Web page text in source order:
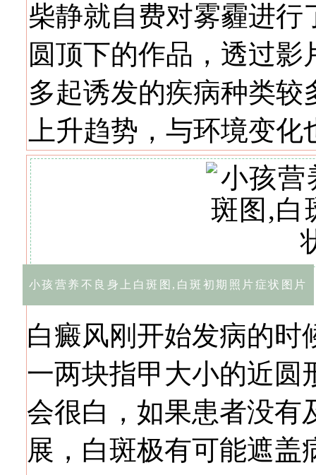
柴静就自费对雾霾进
圆顶下的作品，透过
多起诱发的疾病种类
上升趋势，与环境变
小孩营养不良身上白斑图,白斑初期照片症状图片
白癜风刚开始发病的时
一两块指甲大小的近圆
会很白，如果患者没有
展，白斑极有可能遮盖